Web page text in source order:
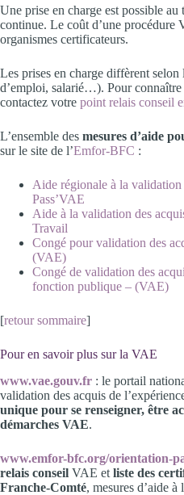
Une prise en charge est possible
continue. Le coût d’une procédure
organismes certificateurs.
Les prises en charge diffèrent
d’emploi, salarié…). Pour connaître
contactez votre point relais conseil
L’ensemble des mesures d’aide
sur le site de l’Emfor-BFC :
Aide régionale à la
Pass’VAE
Aide à la validation des
Travail
Congé pour validation des
(VAE)
Congé de validation des
fonction publique – (VAE)
[retour sommaire]
Pour en savoir plus sur la VAE
www.vae.gouv.fr : le portail
validation des acquis de
unique pour se renseigner, être
démarches VAE.
www.emfor-bfc.org/orientation-
relais conseil VAE et liste des
Franche-Comté, mesures d’aide